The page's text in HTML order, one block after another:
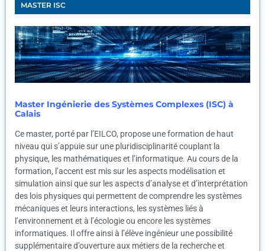
MASTER ISC
Master Ingénierie des Systèmes Complexes (ISC) à
Calais
Ce master, porté par l’EILCO, propose une formation de haut
niveau qui s’appuie sur une pluridisciplinarité couplant la
physique, les mathématiques et l’informatique. Au cours de la
formation, l’accent est mis sur les aspects modélisation et
simulation ainsi que sur les aspects d’analyse et d’interprétation
des lois physiques qui permettent de comprendre les systèmes
mécaniques et leurs interactions, les systèmes liés à
l’environnement et à l’écologie ou encore les systèmes
informatiques. Il offre ainsi à l’élève ingénieur une possibilité
supplémentaire d’ouverture aux métiers de la recherche et